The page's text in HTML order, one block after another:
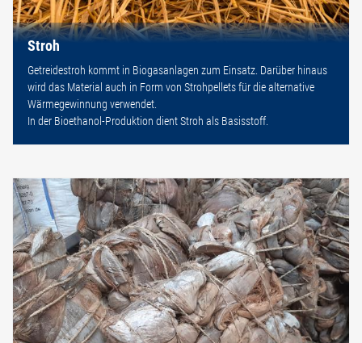
Stroh
Getreidestroh kommt in Biogasanlagen zum Einsatz. Darüber hinaus
wird das Material auch in Form von Strohpellets für die alternative
Wärmegewinnung verwendet.
In der Bioethanol-Produktion dient Stroh als Basisstoff.